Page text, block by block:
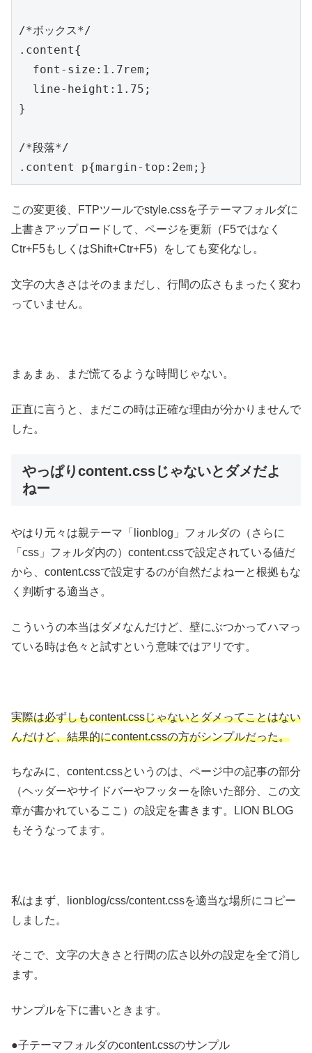
/*ボックス*/
.content{
  font-size:1.7rem;
  line-height:1.75;
}
/*段落*/
この変更後、FTPツールでstyle.cssを子テーマフォルダに
上書きアップロードして、ページを更新（F5ではなく
Ctr+F5もしくはShift+Ctr+F5）をしても変化なし。
文字の大きさはそのままだし、行間の広さもまったく変わ
っていません。
まぁまぁ、まだ慌てるような時間じゃない。
正直に言うと、まだこの時は正確な理由が分かりませんで
した。
やっぱりcontent.cssじゃないとダメだよ
ねー
やはり元々は親テーマ「lionblog」フォルダの（さらに
「css」フォルダ内の）content.cssで設定されている値だ
から、content.cssで設定するのが自然だよねーと根拠もな
く判断する適当さ。
こういうの本当はダメなんだけど、壁にぶつかってハマっ
ている時は色々と試すという意味ではアリです。
実際は必ずしもcontent.cssじゃないとダメってことはない
んだけど、結果的にcontent.cssの方がシンプルだった。
ちなみに、content.cssというのは、ページ中の記事の部分
（ヘッダーやサイドバーやフッターを除いた部分、この文
章が書かれているここ）の設定を書きます。LION BLOG
もそうなってます。
私はまず、lionblog/css/content.cssを適当な場所にコピー
しました。
そこで、文字の大きさと行間の広さ以外の設定を全て消し
ます。
サンプルを下に書いときます。
●子テーマフォルダのcontent.cssのサンプル